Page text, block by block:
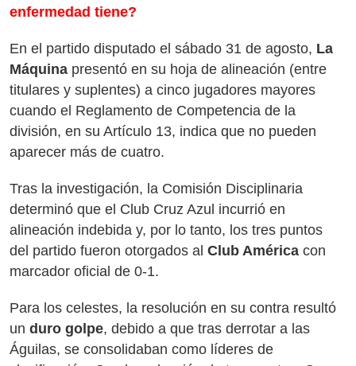
enfermedad tiene?
En el partido disputado el sábado 31 de agosto, La
Máquina presentó en su hoja de alineación (entre
titulares y suplentes) a cinco jugadores mayores
cuando el Reglamento de Competencia de la
división, en su Artículo 13, indica que no pueden
aparecer más de cuatro.
Tras la investigación, la Comisión Disciplinaria
determinó que el Club Cruz Azul incurrió en
alineación indebida y, por lo tanto, los tres puntos
del partido fueron otorgados al Club América con
marcador oficial de 0-1.
Para los celestes, la resolución en su contra resultó
un duro golpe, debido a que tras derrotar a las
Águilas, se consolidaban como líderes de